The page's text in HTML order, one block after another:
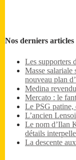
Nos derniers articles
Les supporters
Masse salariale
nouveau plan
Medina
Mercato : le
Le PSG patine,
L’ancien
Le nom d’Ilan
détails
La descente